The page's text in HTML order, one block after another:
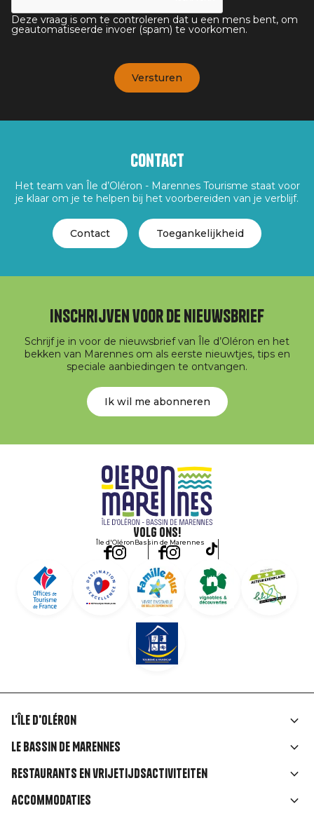
Deze vraag is om te controleren dat u een mens bent, om
geautomatiseerde invoer (spam) te voorkomen.
Contact
Het team van Île d’Oléron - Marennes Tourisme staat voor
je klaar om je te helpen bij het voorbereiden van je verblijf.
Contact Toegankelijkheid
Inschrijven voor de nieuwsbrief
Schrijf je in voor de nieuwsbrief van Île d’Oléron en het
bekken van Marennes om als eerste nieuwtjes, tips en
speciale aanbiedingen te ontvangen.
Ik wil me abonneren
Volg ons!
Île d'OléronBassin de Marennes
Liens
rubriques
L'île d'Oléron
Le Bassin de Marennes
Restaurants en vrijetijdsactiviteiten
Accommodaties